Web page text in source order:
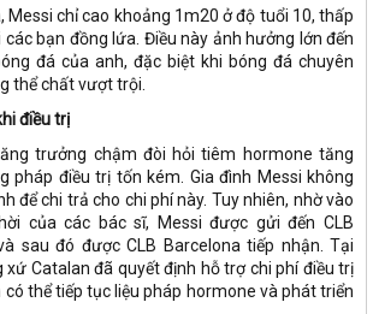
Messi chỉ cao khoảng 1m20 ở độ tuổi 10, thấp
các bạn đồng lứa. Điều này ảnh hưởng lớn đến
đá của anh, đặc biệt khi bóng đá chuyên
thể chất vượt trội.
điều trị
trưởng chậm đòi hỏi tiêm hormone tăng
pháp điều trị tốn kém. Gia đình Messi không
để chi trả cho chi phí này. Tuy nhiên, nhờ vào
của các bác sĩ, Messi được gửi đến CLB
sau đó được CLB Barcelona tiếp nhận. Tại
xứ Catalan đã quyết định hỗ trợ chi phí điều trị
có thể tiếp tục liệu pháp hormone và phát triển